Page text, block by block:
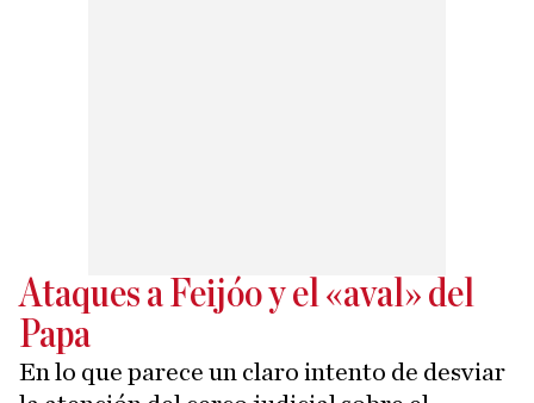
Ataques a Feijóo y el «aval» del
Papa
En lo que parece un claro intento de desviar